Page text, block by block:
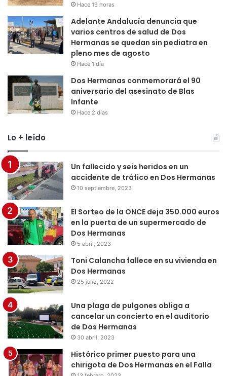
Hace 19 horas
Adelante Andalucía denuncia que
varios centros de salud de Dos
Hermanas se quedan sin pediatra en
pleno mes de agosto
Hace 1 día
Dos Hermanas conmemorará el 90
aniversario del asesinato de Blas
Infante
Hace 2 días
Lo + leído
Un fallecido y seis heridos en un
accidente de tráfico en Dos Hermanas
10 septiembre, 2023
El Sorteo de la ONCE deja 350.000 euros
en la puerta de un supermercado de
Dos Hermanas
5 abril, 2023
Toni Calancha fallece en su vivienda en
Dos Hermanas
25 julio, 2022
Una plaga de pulgones obliga a
cancelar un concierto en el auditorio
de Dos Hermanas
30 abril, 2023
Histórico primer puesto para una
chirigota de Dos Hermanas en el Falla